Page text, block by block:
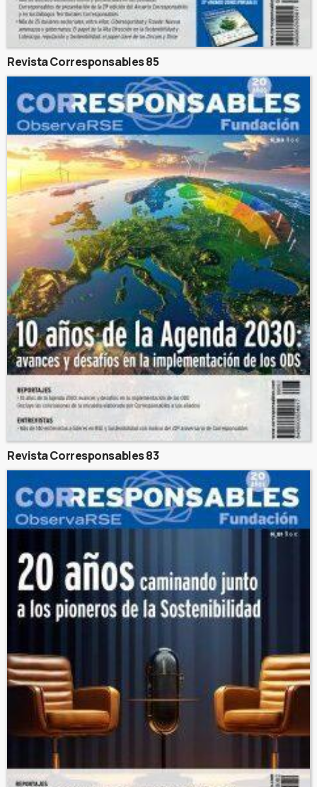
Revista Corresponsables 85
Revista Corresponsables 83